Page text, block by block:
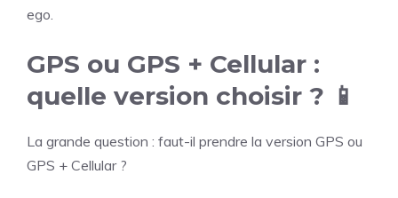
ego.
GPS ou GPS + Cellular :
quelle version choisir ? 📱
La grande question : faut-il prendre la version GPS ou
GPS + Cellular ?